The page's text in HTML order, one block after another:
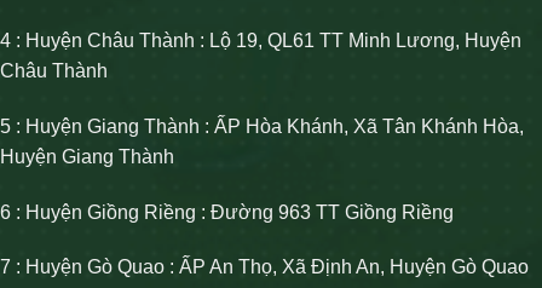
4 : Huyện Châu Thành : Lộ 19, QL61 TT Minh Lương, Huyện
Châu Thành
5 : Huyện Giang Thành : ẤP Hòa Khánh, Xã Tân Khánh Hòa,
Huyện Giang Thành
6 : Huyện Giồng Riềng : Đường 963 TT Giồng Riềng
7 : Huyện Gò Quao : ẤP An Thọ, Xã Định An, Huyện Gò Quao